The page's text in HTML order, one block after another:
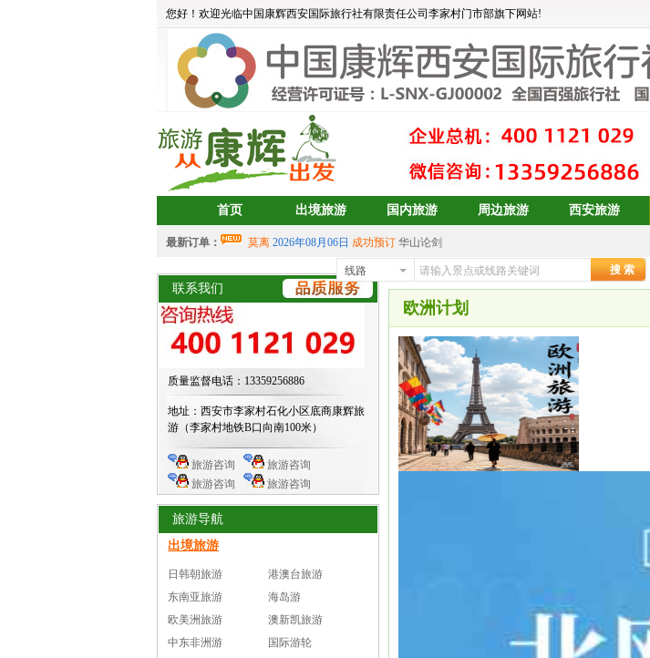
您好！欢迎光临中国康辉西安国际旅行社有限责任公司李家村门市部旗下网站!
首页 出境旅游 国内旅游 周边旅游 西安旅游
最新订单： 莫离 2026年08月06日 成功预订 华山论剑
成功预订
宝藏大东北6日游
中岳建筑 2026年08月04日成功预订青岛、日照、乳山、威海、蓬莱、烟台双卧6日游
2026年07月30日 成功预订
双岛青岛+威海+长岛+烟台
双岛青岛+威海+长岛+烟台
aalertlert(1)
2026年07月30日 成功预订双岛青岛+威海+长岛+烟台
2026年07月30日 成功预订
双岛青岛+威海+长岛+烟台
线路
联系我们
质量监督电话：13359256886
地址：西安市李家村石化小区底商康辉旅
游（李家村地铁B口向南100米）
旅游咨询
旅游咨询
旅游咨询
旅游咨询
旅游导航
出境旅游
日韩朝旅游
港澳台旅游
东南亚旅游
海岛游
欧美洲旅游
澳新凯旅游
中东非洲游
国际游轮
西安康辉旅行社>>主题旅游>> 欧洲计划
欧洲计划